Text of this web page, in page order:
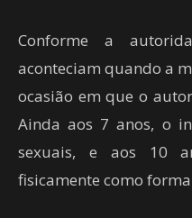
Conforme a
aconteciam quando a
ocasião em que o
Ainda aos 7 anos, o
sexuais, e aos 10
fisicamente como